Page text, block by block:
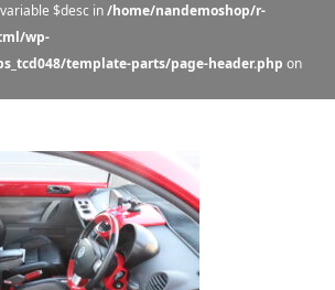
$desc in/home/nandemoshop/r-
wp-
template-parts/page-header.php on